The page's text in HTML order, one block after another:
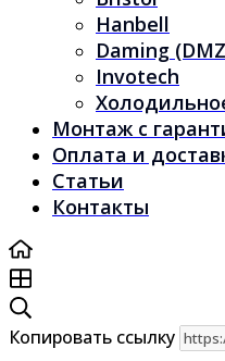
Hanbell
Daming
Invotech
Монтаж с
Оплата и
Статьи
Контакты
Копировать ссылку